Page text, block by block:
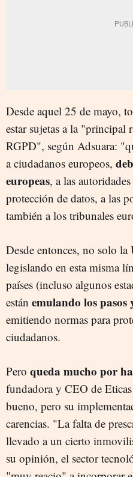
Desde aquel 25 de mayo,
estar sujetas a la "principal
RGPD", según Adsuara:
a ciudadanos europeos,
europeas, a las
protección de datos, a las
también a los tribunales
Desde entonces, no solo
legislando en esta misma
países (incluso algunos
están emulando los
emitiendo normas para
ciudadanos.
Pero queda mucho por
fundadora y CEO de
bueno, pero su
carencias. "La falta de
llevado a un cierto
su opinión, el sector